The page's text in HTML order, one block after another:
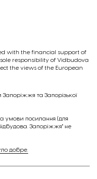
with the financial support of
responsibility of Vidbudova
the views of the European
та Запорізької
умови посилання (для
Запоріжжя" не
добре.